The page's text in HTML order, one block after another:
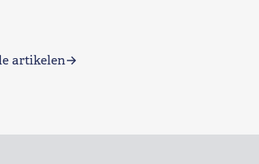
artikelen